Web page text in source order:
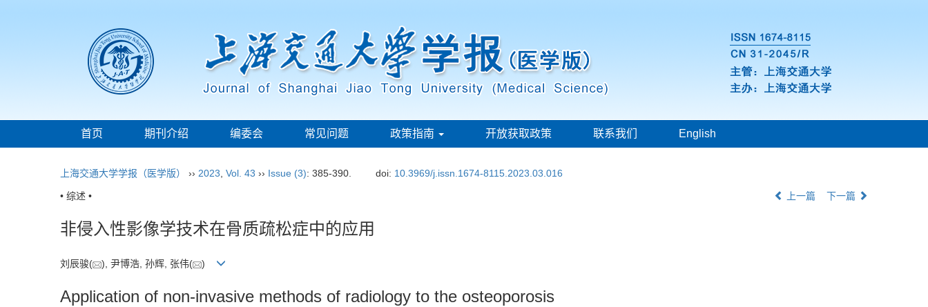
首页 期刊介绍 编委会 常见问题 政策指南 开放获取政策 联系我们 English
上海交通大学学报（医学版） ›› 2023 Vol. 43 ›› Issue (3): 385-390. doi: 10.3969/j.issn.1674-8115.2023.03.016
• 综述 • 上一篇 下一篇
非侵入性影像学技术在骨质疏松症中的应用
刘辰骏( ), 尹博浩, 孙辉, 张伟( )
Application of non-invasive methods of radiology to the osteoporosis